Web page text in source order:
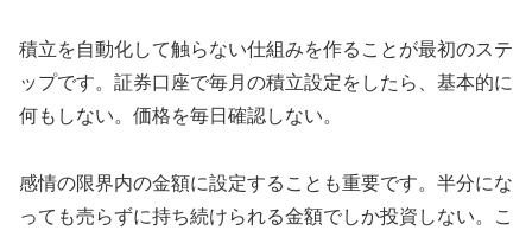
積立を自動化して触らない仕組みを作ることが最初のステ
ップです。証券口座で毎月の積立設定をしたら、基本的に
何もしない。価格を毎日確認しない。
感情の限界内の金額に設定することも重要です。半分にな
っても売らずに持ち続けられる金額でしか投資しない。こ